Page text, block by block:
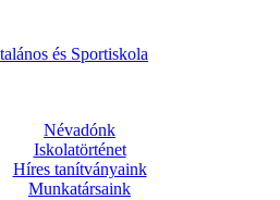
Névadónk
Iskolatörténet
Híres tanítványaink
Munkatársaink